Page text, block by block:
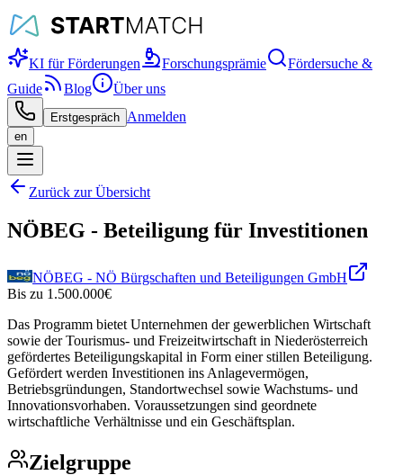
KI für Förderungen Forschungsprämie
Fördersuche &
Guide
Blog Über uns
Erstgespräch Anmelden
en
Zurück zur Übersicht
NÖBEG - Beteiligung für Investitionen
NÖBEG - NÖ Bürgschaften und Beteiligungen GmbH
Bis zu 1.500.000€
Das Programm bietet Unternehmen der gewerblichen Wirtschaft
sowie der Tourismus- und Freizeitwirtschaft in Niederösterreich
gefördertes Beteiligungskapital in Form einer stillen Beteiligung.
Gefördert werden Investitionen ins Anlagevermögen,
Betriebsgründungen, Standortwechsel sowie Wachstums- und
Innovationsvorhaben. Voraussetzungen sind geordnete
wirtschaftliche Verhältnisse und ein Geschäftsplan.
Zielgruppe